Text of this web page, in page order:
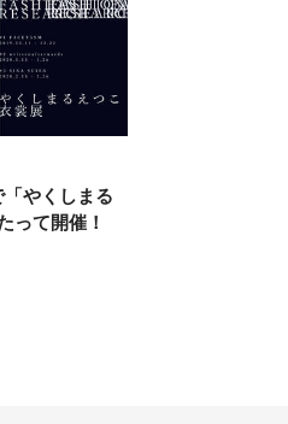
やくしまる
って開催！